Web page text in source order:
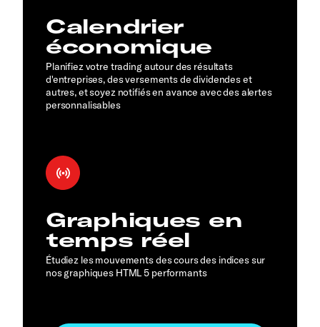
Calendrier
économique
Planifiez votre trading autour des résultats
d'entreprises, des versements de dividendes et
autres, et soyez notifiés en avance avec des alertes
personnalisables
Graphiques en
temps réel
Étudiez les mouvements des cours des indices sur
nos graphiques HTML 5 performants